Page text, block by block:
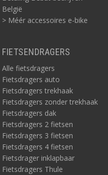
België
> Méér accessoires e-bike
FIETSENDRAGERS
Alle fietsdragers
Fietsdragers auto
Fietsdragers trekhaak
Fietsdragers zonder trekhaak
Fietsdragers dak
Fietsdragers 2 fietsen
Fietsdragers 3 fietsen
Fietsdragers 4 fietsen
Fietsdrager inklapbaar
Fietsdragers Thule